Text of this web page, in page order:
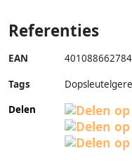
Referenties
EAN
Tags
Delen